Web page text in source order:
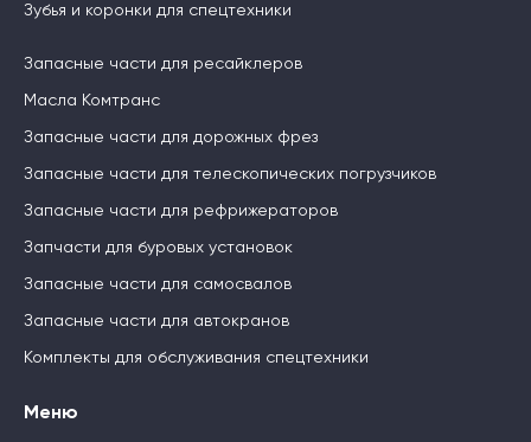
Зубья и коронки для спецтехники
Запасные части для ресайклеров
Масла Комтранс
Запасные части для дорожных фрез
Запасные части для телескопических погрузчиков
Запасные части для рефрижераторов
Запчасти для буровых установок
Запасные части для самосвалов
Запасные части для автокранов
Комплекты для обслуживания спецтехники
Меню